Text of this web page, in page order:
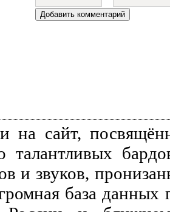
на сайт,
талантливых
и звуков,
база